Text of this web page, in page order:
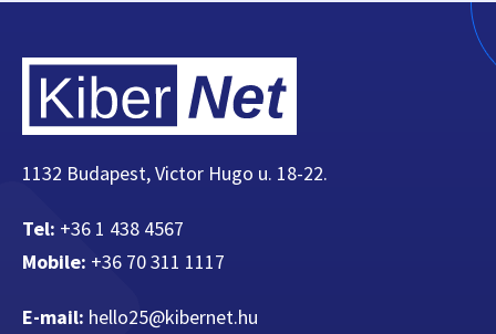
1132 Budapest, Victor Hugo u. 18-22.
Tel: +36 1 438 4567
Mobile: +36 70 311 1117
E-mail: hello25@kibernet.hu